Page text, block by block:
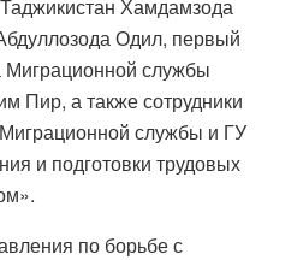
Хамдамзода
Одил, первый
Миграционной службы
Пир, а также сотрудники
службы и ГУ
и подготовки трудовых
по борьбе с